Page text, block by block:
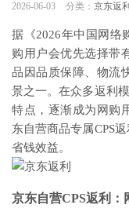
2026-06-03 分类： 京东返利
据《2026年中国网络
购用户会优先选择带
品因品质保障、物流
景之一。在众多返利
特点，逐渐成为网购
东自营商品专属CPS
省钱效益。
京东自营CPS返利：